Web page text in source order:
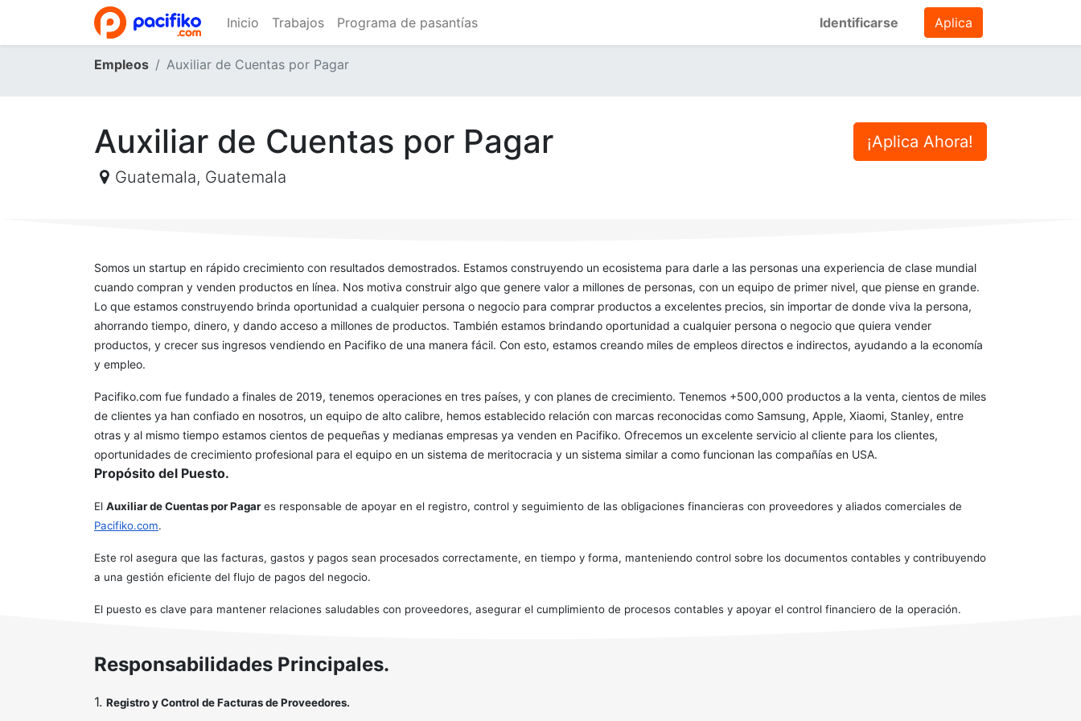
Inicio Trabajos Programa de pasantías Identificarse Aplica
Empleos Auxiliar de Cuentas por Pagar
¡Aplica Ahora!
Auxiliar de Cuentas por Pagar
Guatemala, Guatemala
Somos un startup en rápido crecimiento con resultados demostrados. Estamos construyendo un ecosistema para darle a las personas una experiencia de clase mundial
cuando compran y venden productos en línea. Nos motiva construir algo que genere valor a millones de personas, con un equipo de primer nivel, que piense en grande.
Lo que estamos construyendo brinda oportunidad a cualquier persona o negocio para comprar productos a excelentes precios, sin importar de donde viva la persona,
ahorrando tiempo, dinero, y dando acceso a millones de productos. También estamos brindando oportunidad a cualquier persona o negocio que quiera vender
productos, y crecer sus ingresos vendiendo en Pacifiko de una manera fácil. Con esto, estamos creando miles de empleos directos e indirectos, ayudando a la economía
y empleo.
Pacifiko.com fue fundado a finales de 2019, tenemos operaciones en tres países, y con planes de crecimiento. Tenemos +500,000 productos a la venta, cientos de miles
de clientes ya han confiado en nosotros, un equipo de alto calibre, hemos establecido relación con marcas reconocidas como Samsung, Apple, Xiaomi, Stanley, entre
otras y al mismo tiempo estamos cientos de pequeñas y medianas empresas ya venden en Pacifiko. Ofrecemos un excelente servicio al cliente para los clientes,
oportunidades de crecimiento profesional para el equipo en un sistema de meritocracia y un sistema similar a como funcionan las compañías en USA.
Propósito del Puesto.
El Auxiliar de Cuentas por Pagares responsable de apoyar en el registro, control y seguimiento de las obligaciones financieras con proveedores y aliados comerciales de
Pacifiko.com.
Este rol asegura que las facturas, gastos y pagos sean procesados correctamente, en tiempo y forma, manteniendo control sobre los documentos contables y contribuyendo
a una gestión eficiente del flujo de pagos del negocio.
El puesto es clave para mantener relaciones saludables con proveedores, asegurar el cumplimiento de procesos contables y apoyar el control financiero de la operación.
Responsabilidades Principales.
1. Registro y Control de Facturas de Proveedores.